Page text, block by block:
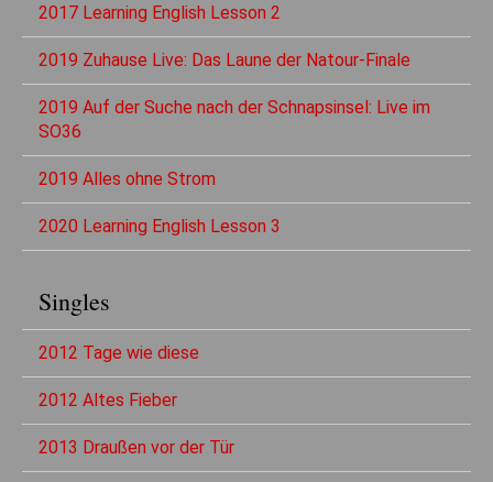
2017 Learning English Lesson 2
2019 Zuhause Live: Das Laune der Natour-Finale
2019 Auf der Suche nach der Schnapsinsel: Live im
SO36
2019 Alles ohne Strom
2020 Learning English Lesson 3
Singles
2012 Tage wie diese
2012 Altes Fieber
2013 Draußen vor der Tür